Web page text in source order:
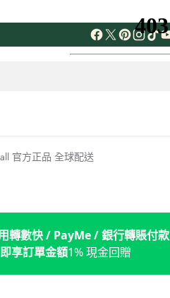
官方正品 全球配送
轉數快 / PayMe / 銀行轉賬付款
享訂單金額1% 現金回贈